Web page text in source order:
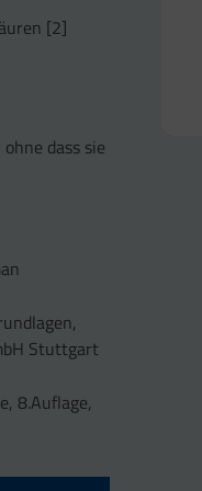
[2]
dass sie
Stuttgart
8.Auflage,